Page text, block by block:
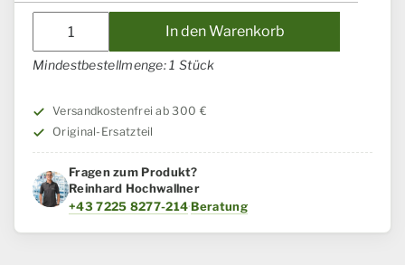
IH
Menge
In den Warenkorb
Mindestbestellmenge: 1 Stück
Versandkostenfrei ab 300 €
Original-Ersatzteil
Fragen zum Produkt?
Reinhard Hochwallner
+43 7225 8277-214·Beratung